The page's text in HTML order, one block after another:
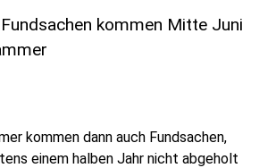
kommen Mitte Juni
kommen dann auch Fundsachen,
einem halben Jahr nicht abgeholt